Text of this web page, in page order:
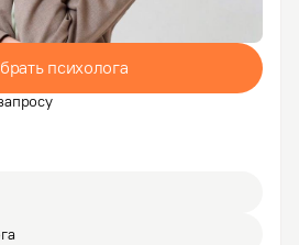
психолога